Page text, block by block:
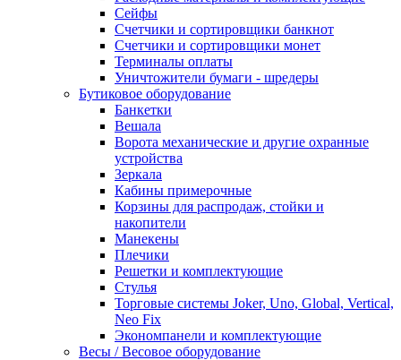
Сейфы
Счетчики и сортировщики банкнот
Счетчики и сортировщики монет
Терминалы оплаты
Уничтожители бумаги - шредеры
Бутиковое оборудование
Банкетки
Вешала
Ворота механические и другие охранные
устройства
Зеркала
Кабины примерочные
Корзины для распродаж, стойки и
накопители
Манекены
Плечики
Решетки и комплектующие
Стулья
Торговые системы Joker, Uno, Global, Vertical,
Neo Fix
Экономпанели и комплектующие
Весы / Весовое оборудование